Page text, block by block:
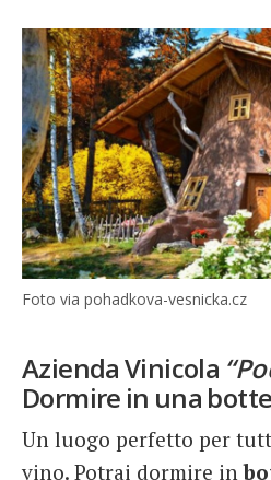
Foto via pohadkova-vesnicka.cz
Azienda Vinicola
Dormire in una botte
Un luogo perfetto per
vino. Potrai dormire in